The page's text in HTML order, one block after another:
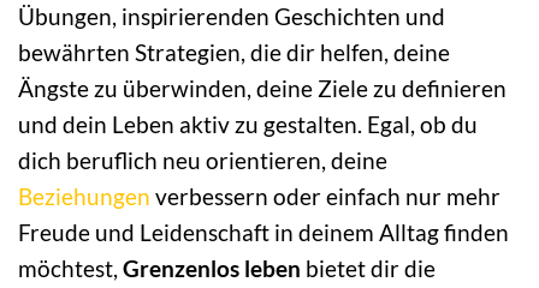
Übungen, inspirierenden Geschichten und
bewährten Strategien, die dir helfen, deine
Ängste zu überwinden, deine Ziele zu definieren
und dein Leben aktiv zu gestalten. Egal, ob du
dich beruflich neu orientieren, deine
Beziehungen verbessern oder einfach nur mehr
Freude und Leidenschaft in deinem Alltag finden
möchtest, Grenzenlos leben bietet dir die